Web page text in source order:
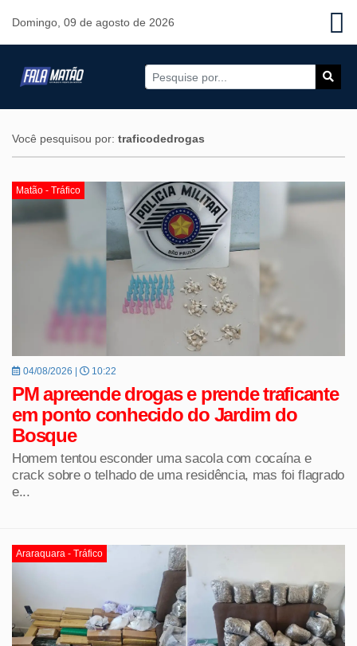
Domingo, 09 de agosto de 2026
Você pesquisou por: traficodedrogas
Matão - Tráfico
04/08/2026 | 10:22
PM apreende drogas e prende traficante
em ponto conhecido do Jardim do
Bosque
Homem tentou esconder uma sacola com cocaína e
crack sobre o telhado de uma residência, mas foi flagrado
e...
Araraquara - Tráfico